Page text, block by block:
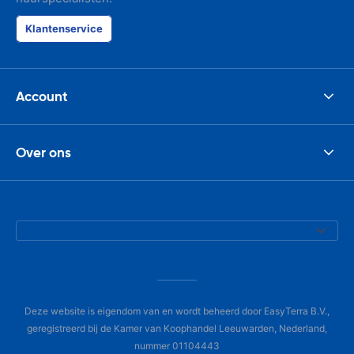
Klantenservice
Account
Over ons
Deze website is eigendom van en wordt beheerd door EasyTerra B.V.,
geregistreerd bij de Kamer van Koophandel Leeuwarden, Nederland,
nummer 01104443